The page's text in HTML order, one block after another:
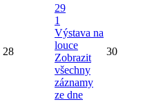
28
29
1
Výstava na
louce
Zobrazit
všechny
záznamy
ze dne
30